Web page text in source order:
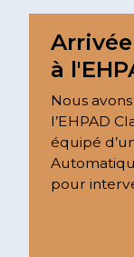
à
Nous
l’EHPAD
équipé
pour